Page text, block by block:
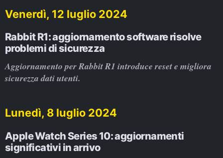
Venerdì, 12 luglio 2024
Rabbit R1: aggiornamento software risolve
problemi di sicurezza
Aggiornamento per Rabbit R1 introduce reset e migliora
sicurezza dati utenti.
Lunedì, 8 luglio 2024
Apple Watch Series 10: aggiornamenti
significativi in arrivo